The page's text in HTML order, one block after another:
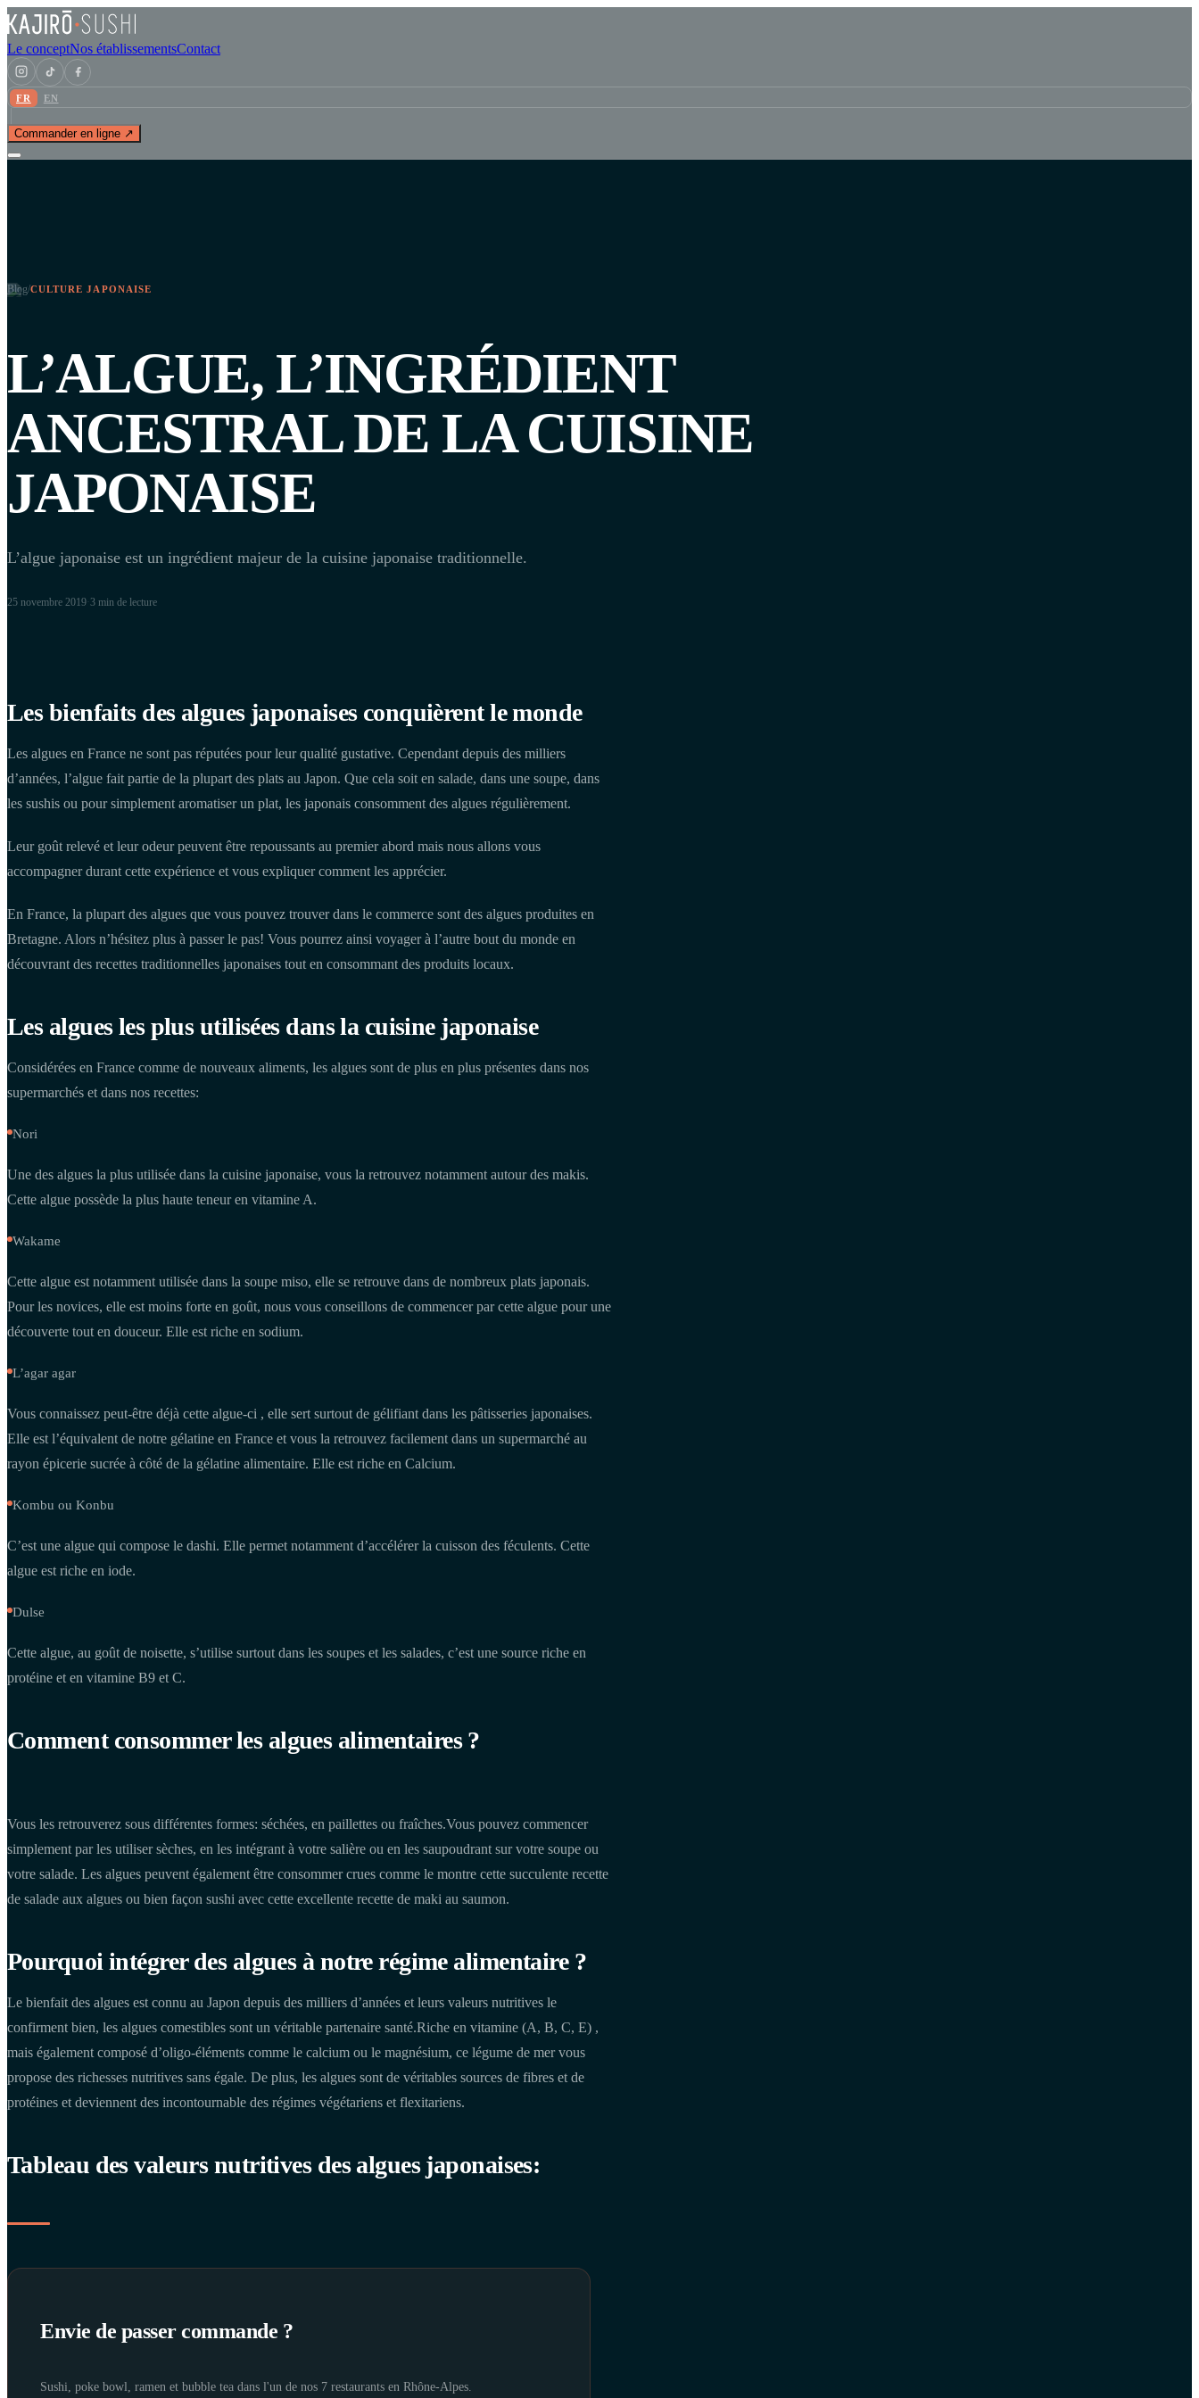
Le conceptNos établissementsContact
FR EN
Commander en ligne ↗
Blog/CULTURE JAPONAISE
L’ALGUE, L’INGRÉDIENT
ANCESTRAL DE LA CUISINE
JAPONAISE
L’algue japonaise est un ingrédient majeur de la cuisine japonaise traditionnelle.
25 novembre 2019 3 min de lecture
Les bienfaits des algues japonaises conquièrent le monde
Les algues en France ne sont pas réputées pour leur qualité gustative. Cependant depuis des milliers
d’années, l’algue fait partie de la plupart des plats au Japon. Que cela soit en salade, dans une soupe, dans
les sushis ou pour simplement aromatiser un plat, les japonais consomment des algues régulièrement.
Leur goût relevé et leur odeur peuvent être repoussants au premier abord mais nous allons vous
accompagner durant cette expérience et vous expliquer comment les apprécier.
En France, la plupart des algues que vous pouvez trouver dans le commerce sont des algues produites en
Bretagne. Alors n’hésitez plus à passer le pas! Vous pourrez ainsi voyager à l’autre bout du monde en
découvrant des recettes traditionnelles japonaises tout en consommant des produits locaux.
Les algues les plus utilisées dans la cuisine japonaise
Considérées en France comme de nouveaux aliments, les algues sont de plus en plus présentes dans nos
supermarchés et dans nos recettes:
Nori
Une des algues la plus utilisée dans la cuisine japonaise, vous la retrouvez notamment autour des makis.
Cette algue possède la plus haute teneur en vitamine A.
Wakame
Cette algue est notamment utilisée dans la soupe miso, elle se retrouve dans de nombreux plats japonais.
Pour les novices, elle est moins forte en goût, nous vous conseillons de commencer par cette algue pour une
découverte tout en douceur. Elle est riche en sodium.
L’agar agar
Vous connaissez peut-être déjà cette algue-ci , elle sert surtout de gélifiant dans les pâtisseries japonaises.
Elle est l’équivalent de notre gélatine en France et vous la retrouvez facilement dans un supermarché au
rayon épicerie sucrée à côté de la gélatine alimentaire. Elle est riche en Calcium.
Kombu ou Konbu
C’est une algue qui compose le dashi. Elle permet notamment d’accélérer la cuisson des féculents. Cette
algue est riche en iode.
Dulse
Cette algue, au goût de noisette, s’utilise surtout dans les soupes et les salades, c’est une source riche en
protéine et en vitamine B9 et C.
Comment consommer les algues alimentaires ?
Vous les retrouverez sous différentes formes: séchées, en paillettes ou fraîches.Vous pouvez commencer
simplement par les utiliser sèches, en les intégrant à votre salière ou en les saupoudrant sur votre soupe ou
votre salade. Les algues peuvent également être consommer crues comme le montre cette succulente recette
de salade aux algues ou bien façon sushi avec cette excellente recette de maki au saumon.
Pourquoi intégrer des algues à notre régime alimentaire ?
Le bienfait des algues est connu au Japon depuis des milliers d’années et leurs valeurs nutritives le
confirment bien, les algues comestibles sont un véritable partenaire santé.Riche en vitamine (A, B, C, E) ,
mais également composé d’oligo-éléments comme le calcium ou le magnésium, ce légume de mer vous
propose des richesses nutritives sans égale. De plus, les algues sont de véritables sources de fibres et de
protéines et deviennent des incontournable des régimes végétariens et flexitariens.
Tableau des valeurs nutritives des algues japonaises:
Envie de passer commande ?
Sushi, poke bowl, ramen et bubble tea dans l'un de nos 7 restaurants en Rhône-Alpes.